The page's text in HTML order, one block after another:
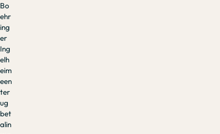
Bo
ehr
ing
er
Ing
elh
eim
een
ter
ug
bet
alin